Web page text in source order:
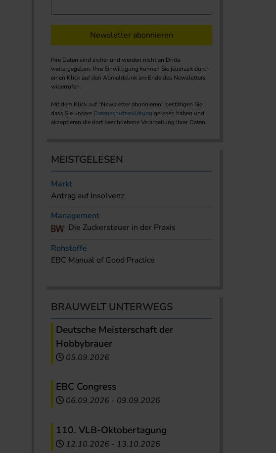
Newsletter abonnieren
Ihre Daten sind sicher und werden nicht an Dritte
weitergegeben. Ihre Einwilligung können Sie jederzeit durch
einen Klick auf den Abmeldelink am Ende des Newsletters
widerrufen.
Mit dem Klick auf "Newsletter abonnieren" bestätigen Sie,
dass Sie unsere Datenschutzerklärung gelesen haben und
akzeptieren die dort beschriebene Verarbeitung Ihrer Daten.
MEISTGELESEN
Markt
Antrag auf Insolvenz
Management
Die Zuckersteuer in der Praxis
Rohstoffe
EBC Manual of Good Practice
BRAUWELT UNTERWEGS
Deutsche Meisterschaft der
Hobbybrauer
05.09.2026
EBC Congress
06.09.2026 - 09.09.2026
110. VLB-Oktobertagung
12.10.2026 - 13.10.2026